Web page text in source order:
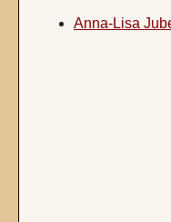
Anna-Lisa